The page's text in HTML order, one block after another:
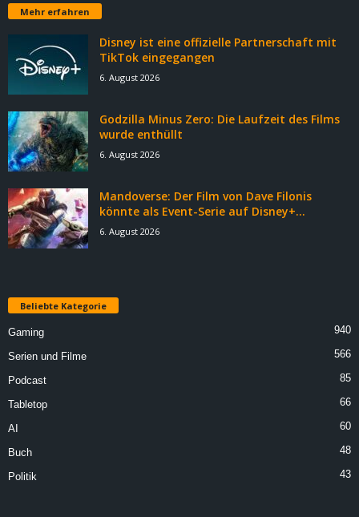
Mehr erfahren
Disney ist eine offizielle Partnerschaft mit
TikTok eingegangen
6. August 2026
Godzilla Minus Zero: Die Laufzeit des Films
wurde enthüllt
6. August 2026
Mandoverse: Der Film von Dave Filonis
könnte als Event-Serie auf Disney+...
6. August 2026
Beliebte Kategorie
Gaming 940
Serien und Filme 566
Podcast 85
Tabletop 66
AI 60
Buch 48
Politik 43